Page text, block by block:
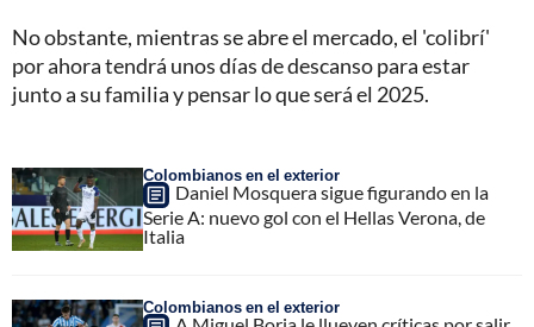
No obstante, mientras se abre el mercado, el 'colibrí'
por ahora tendrá unos días de descanso para estar
junto a su familia y pensar lo que será el 2025.
Colombianos en el exterior
Daniel Mosquera sigue figurando en la
Serie A: nuevo gol con el Hellas Verona, de
Italia
Colombianos en el exterior